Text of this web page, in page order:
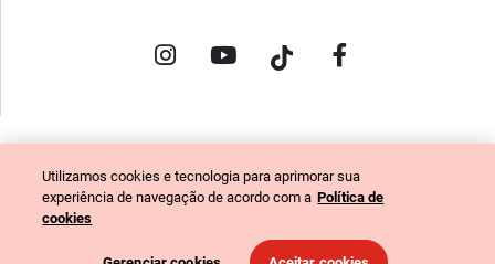
PORTAL DE DENÚNCIAS
CÓDIGO DE ÉTICA (COLABORADORES)
Utilizamos cookies e tecnologia para aprimorar sua
experiência de navegação de acordo com a Política de
cookies